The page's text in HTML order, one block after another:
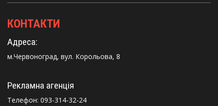
КОНТАКТИ
Адреса:
м.Червоноград, вул. Корольова, 8
Рекламна агенція
Телефон: 093-314-32-24